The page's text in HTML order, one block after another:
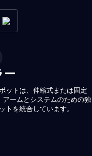
ー
ットは、伸縮式または固定
ームとシステムのための独
トを統合しています。